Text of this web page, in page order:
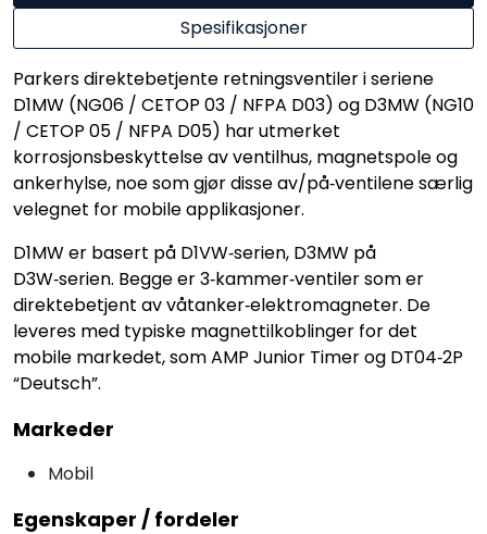
Spesifikasjoner
Parkers direktebetjente retningsventiler i seriene
D1MW (NG06 / CETOP 03 / NFPA D03) og D3MW (NG10
/ CETOP 05 / NFPA D05) har utmerket
korrosjonsbeskyttelse av ventilhus, magnetspole og
ankerhylse, noe som gjør disse av/på‑ventilene særlig
velegnet for mobile applikasjoner.
D1MW er basert på D1VW‑serien, D3MW på
D3W‑serien. Begge er 3‑kammer‑ventiler som er
direktebetjent av våtanker‑elektromagneter. De
leveres med typiske magnettilkoblinger for det
mobile markedet, som AMP Junior Timer og DT04‑2P
“Deutsch”.
Markeder
Mobil
Egenskaper / fordeler